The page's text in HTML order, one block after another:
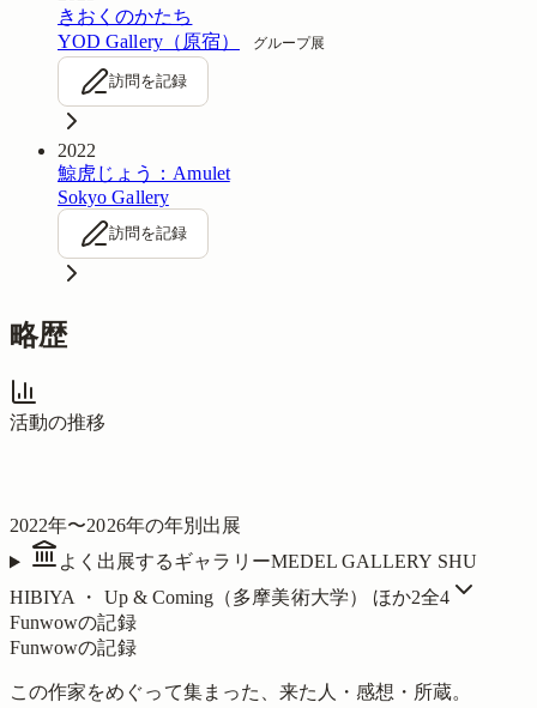
きおくのかたち
YOD Gallery（原宿）
グループ展
訪問を記録
2022
鯨虎じょう：Amulet
Sokyo Gallery
訪問を記録
略歴
活動の推移
2022年〜2026年の年別出展
よく出展するギャラリーMEDEL GALLERY SHU
HIBIYA ・ Up & Coming（多摩美術大学）
ほか2全4
Funwowの記録
Funwowの記録
この作家をめぐって集まった、来た人・感想・所蔵。